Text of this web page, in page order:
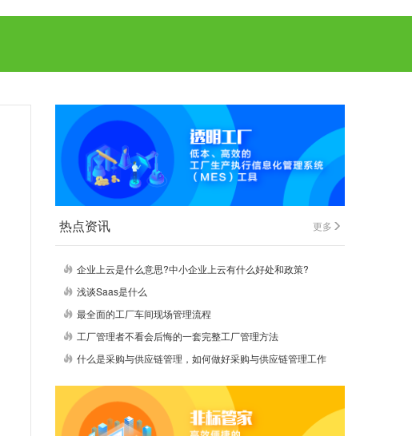
热点资讯 更多
企业上云是什么意思?中小企业上云有什么好处和政策?
浅谈Saas是什么
最全面的工厂车间现场管理流程
工厂管理者不看会后悔的一套完整工厂管理方法
什么是采购与供应链管理，如何做好采购与供应链管理工作